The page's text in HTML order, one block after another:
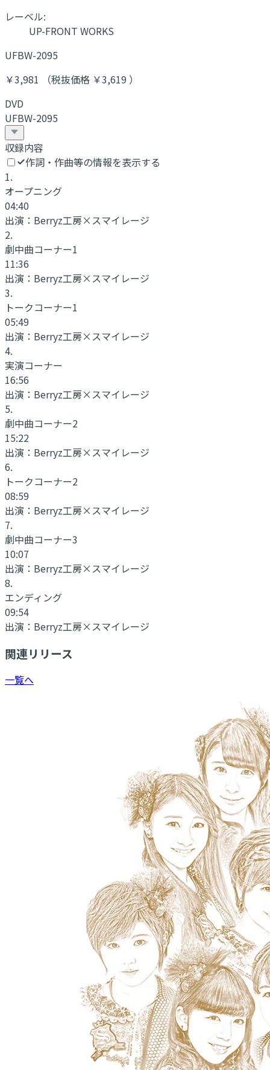
レーベル:
UP-FRONT WORKS
UFBW-2095
￥3,981 （税抜価格 ￥3,619 ）
DVD
UFBW-2095
収録内容
作詞・作曲等の情報を表示する
1.
オープニング
04:40
出演： Berryz工房×スマイレージ
2.
劇中曲コーナー1
11:36
出演： Berryz工房×スマイレージ
3.
トークコーナー1
05:49
出演： Berryz工房×スマイレージ
4.
実演コーナー
16:56
出演： Berryz工房×スマイレージ
5.
劇中曲コーナー2
15:22
出演： Berryz工房×スマイレージ
6.
トークコーナー2
08:59
出演： Berryz工房×スマイレージ
7.
劇中曲コーナー3
10:07
出演： Berryz工房×スマイレージ
8.
エンディング
09:54
出演： Berryz工房×スマイレージ
関連リリース
一覧へ